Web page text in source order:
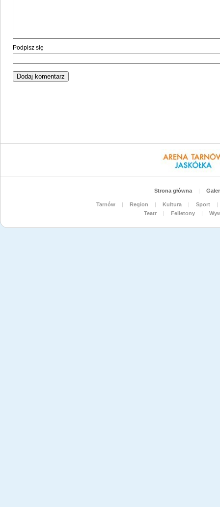
Podpisz się
Strona główna |
Tarnów | Region | Kultura | Sport
|
Teatr
| Felietony |